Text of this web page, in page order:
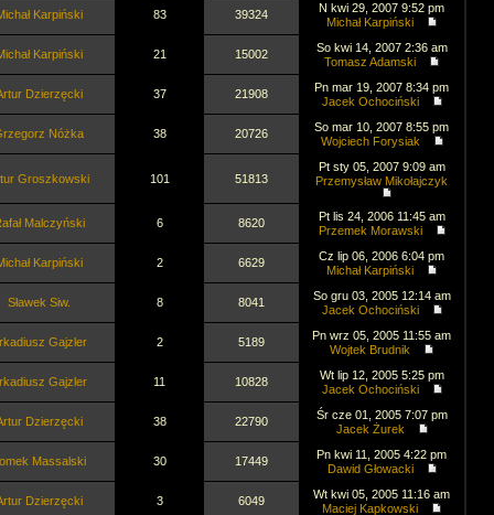
Karpiński 83 39324
N kwi 29, 2007 9:52 pm
Michał Karpiński
Karpiński 21 15002
So kwi 14, 2007 2:36 am
Tomasz Adamski
Dzierzęcki 37 21908
Pn mar 19, 2007 8:34 pm
Jacek Ochociński
Nóżka 38 20726
So mar 10, 2007 8:55 pm
Wojciech Forysiak
Groszkowski 101 51813
Pt sty 05, 2007 9:09 am
Przemysław Mikołajczyk
Malczyński 6 8620
Pt lis 24, 2006 11:45 am
Przemek Morawski
Karpiński 2 6629
Cz lip 06, 2006 6:04 pm
Michał Karpiński
Sławek Siw. 8 8041
So gru 03, 2005 12:14 am
Jacek Ochociński
Gajzler 2 5189
Pn wrz 05, 2005 11:55 am
Wojtek Brudnik
Gajzler 11 10828
Wt lip 12, 2005 5:25 pm
Jacek Ochociński
Dzierzęcki 38 22790
Śr cze 01, 2005 7:07 pm
Jacek Żurek
Massalski 30 17449
Pn kwi 11, 2005 4:22 pm
Dawid Głowacki
Dzierzęcki 3 6049
Wt kwi 05, 2005 11:16 am
Maciej Kapkowski